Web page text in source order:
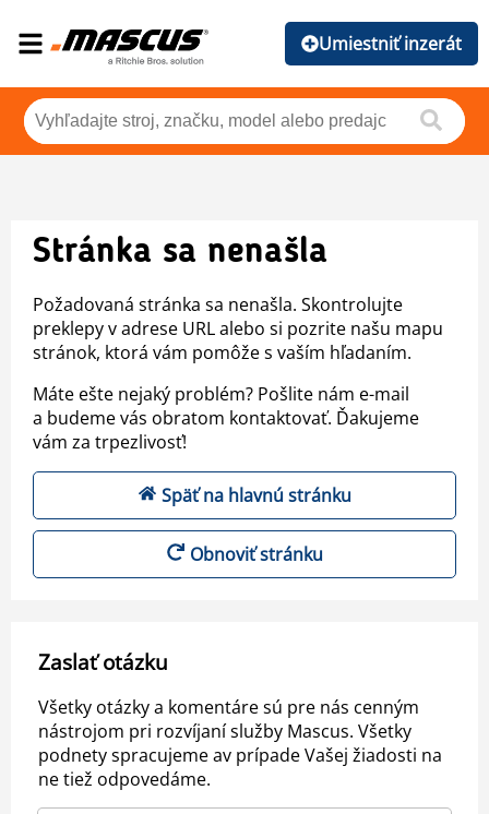
Umiestniť inzerát
Stránka sa nenašla
Požadovaná stránka sa nenašla. Skontrolujte
preklepy v adrese URL alebo si pozrite našu mapu
stránok, ktorá vám pomôže s vaším hľadaním.
Máte ešte nejaký problém? Pošlite nám e-mail
a budeme vás obratom kontaktovať. Ďakujeme
vám za trpezlivosť!
Späť na hlavnú stránku
Obnoviť stránku
Zaslať otázku
Všetky otázky a komentáre sú pre nás cenným
nástrojom pri rozvíjaní služby Mascus. Všetky
podnety spracujeme av prípade Vašej žiadosti na
ne tiež odpovedáme.